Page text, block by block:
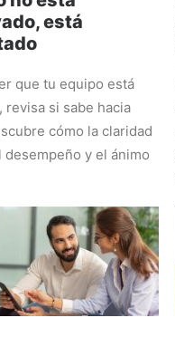
está
que tu equipo está
revisa si sabe hacia
cómo la claridad
y el ánimo